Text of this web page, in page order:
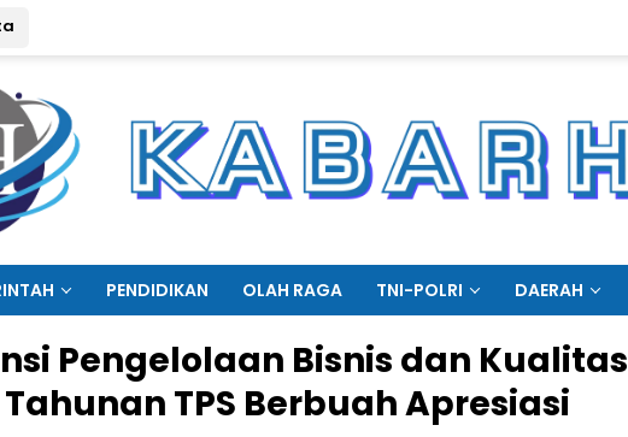
PENDIDIKAN OLAH RAGA TNI-POLRI DAERAH
Pengelolaan Bisnis dan Kualitas
TPS Berbuah Apresiasi